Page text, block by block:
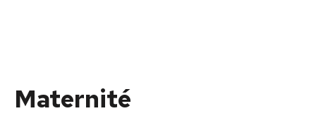
Maternité